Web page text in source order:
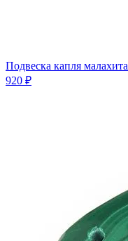
Подвеска капля малахита
920 ₽